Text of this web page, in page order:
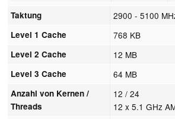
Taktung 2900 - 5100
Level 1 Cache 768 KB
Level 2 Cache 12 MB
Level 3 Cache 64 MB
Anzahl von Kernen /
Threads
12 / 24
12 x 5.1 GHz